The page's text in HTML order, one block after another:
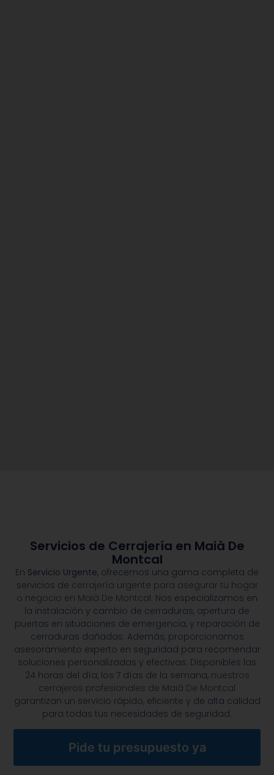
Servicios de Cerrajería en Maià De
Montcal
En Servicio Urgente, ofrecemos una gama completa de
servicios de cerrajería urgente para asegurar tu hogar
o negocio en Maià De Montcal. Nos especializamos en
la instalación y cambio de cerraduras, apertura de
puertas en situaciones de emergencia, y reparación de
cerraduras dañadas. Además, proporcionamos
asesoramiento experto en seguridad para recomendar
soluciones personalizadas y efectivas. Disponibles las
24 horas del día, los 7 días de la semana, nuestros
cerrajeros profesionales de Maià De Montcal
garantizan un servicio rápido, eficiente y de alta calidad
para todas tus necesidades de seguridad.
Pide tu presupuesto ya